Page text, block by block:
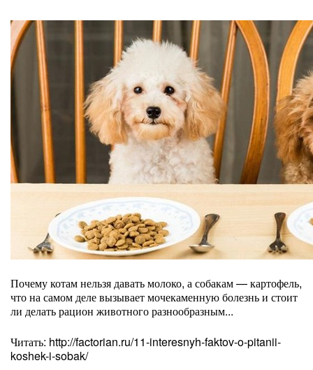
Почему котам нельзя давать молоко, а собакам — картофель,
что на самом деле вызывает мочекаменную болезнь и стоит
ли делать рацион животного разнообразным...
Читать: http://factorian.ru/11-interesnyh-faktov-o-pitanii-
koshek-i-sobak/